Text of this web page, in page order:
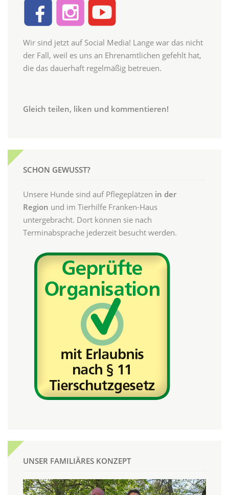
Wir sind jetzt auf Social Media! Lange war das nicht
der Fall, weil es uns an Ehrenamtlichen gefehlt hat,
die das dauerhaft regelmäßig betreuen.
Gleich teilen, liken und kommentieren!
SCHON GEWUSST?
Unsere Hunde sind auf Pflegeplätzen in der
Region und im Tierhilfe Franken-Haus
untergebracht. Dort können sie nach
Terminabsprache jederzeit besucht werden.
UNSER FAMILIÄRES KONZEPT